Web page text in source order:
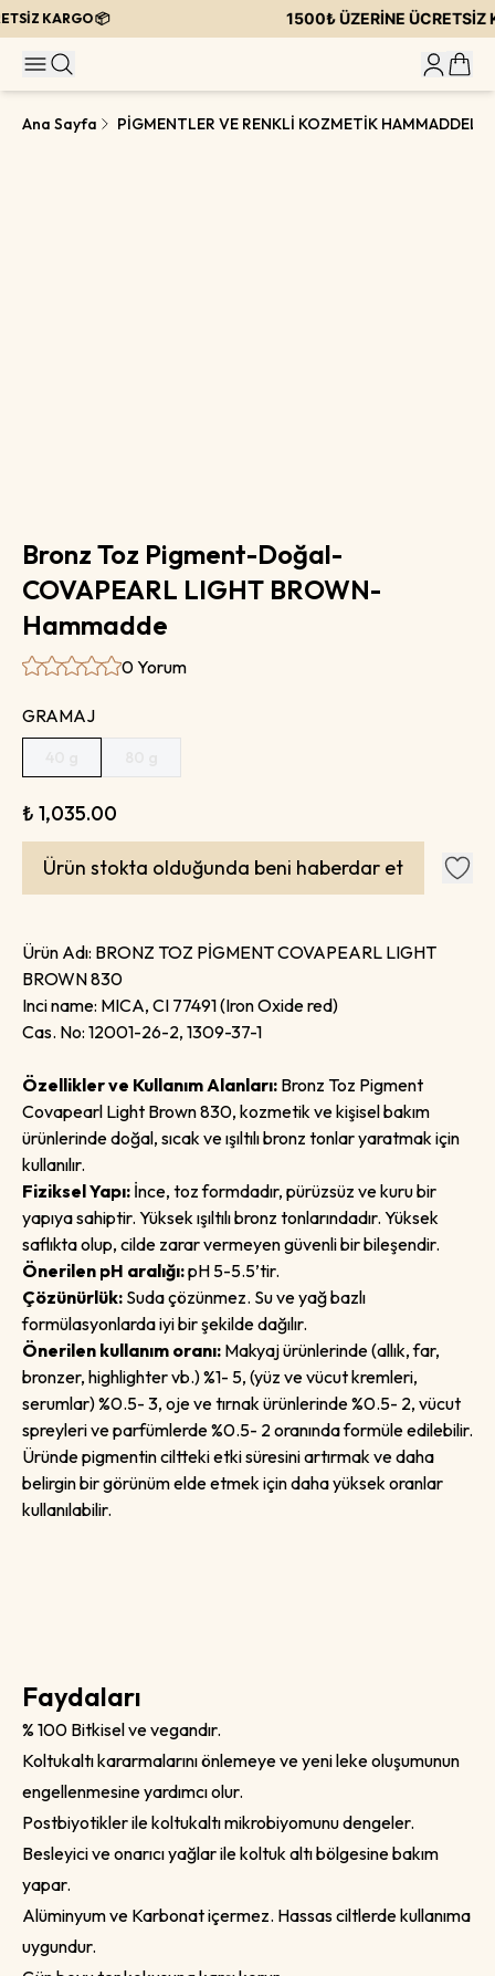
KARGO 📦 1500₺ ÜZERİNE ÜCRETSİZ
Ana Sayfa PİGMENTLER VE RENKLİ KOZMETİK
Bronz Toz Pigment-Doğal-
COVAPEARL LIGHT BROWN-
Hammadde
0 Yorum
GRAMAJ
₺ 1,035.00
Ürün stokta olduğunda beni haberdar et
Ürün Adı: BRONZ TOZ PİGMENT COVAPEARL LIGHT
BROWN 830
Inci name: MICA, CI 77491 (Iron Oxide red)
Cas. No: 12001-26-2, 1309-37-1
Özellikler ve Kullanım Alanları: Bronz Toz Pigment
Covapearl Light Brown 830, kozmetik ve kişisel bakım
ürünlerinde doğal, sıcak ve ışıltılı bronz tonlar yaratmak için
kullanılır.
Fiziksel Yapı: İnce, toz formdadır, pürüzsüz ve kuru bir
yapıya sahiptir. Yüksek ışıltılı bronz tonlarındadır. Yüksek
saflıkta olup, cilde zarar vermeyen güvenli bir bileşendir.
Önerilen pH aralığı:pH 5-5.5’tir.
Çözünürlük: Suda çözünmez. Su ve yağ bazlı
formülasyonlarda iyi bir şekilde dağılır.
Önerilen kullanım oranı: Makyaj ürünlerinde (allık, far,
bronzer, highlighter vb.) %1- 5, (yüz ve vücut kremleri,
serumlar) %0.5- 3, oje ve tırnak ürünlerinde %0.5- 2, vücut
spreyleri ve parfümlerde %0.5- 2 oranında formüle edilebilir.
Üründe pigmentin ciltteki etki süresini artırmak ve daha
belirgin bir görünüm elde etmek için daha yüksek oranlar
kullanılabilir.
Faydaları
% 100 Bitkisel ve vegandır.
Koltukaltı kararmalarını önlemeye ve yeni leke oluşumunun
engellenmesine yardımcı olur.
Postbiyotikler ile koltukaltı mikrobiyomunu dengeler.
Besleyici ve onarıcı yağlar ile koltuk altı bölgesine bakım
yapar.
Alüminyum ve Karbonat içermez. Hassas ciltlerde kullanıma
uygundur.